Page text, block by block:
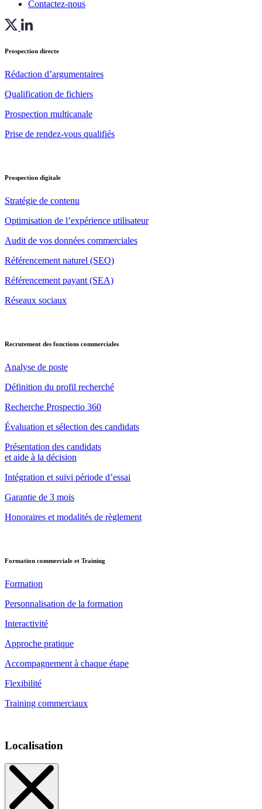
Contactez-nous
Prospection directe
Rédaction d’argumentaires
Qualification de fichiers
Prospection multicanale
Prise de rendez-vous qualifiés
Prospection digitale
Stratégie de contenu
Optimisation de l’expérience utilisateur
Audit de vos données commerciales
Référencement naturel (SEO)
Référencement payant (SEA)
Réseaux sociaux
Recrutement des fonctions commerciales
Analyse de poste
Définition du profil recherché
Recherche Prospectio 360
Évaluation et sélection des candidats
Présentation des candidats
et aide à la décision
Intégration et suivi période d’essai
Garantie de 3 mois
Honoraires et modalités de règlement
Formation commerciale et Training
Formation
Personnalisation de la formation
Interactivité
Approche pratique
Accompagnement à chaque étape
Flexibilité
Training commerciaux
Localisation